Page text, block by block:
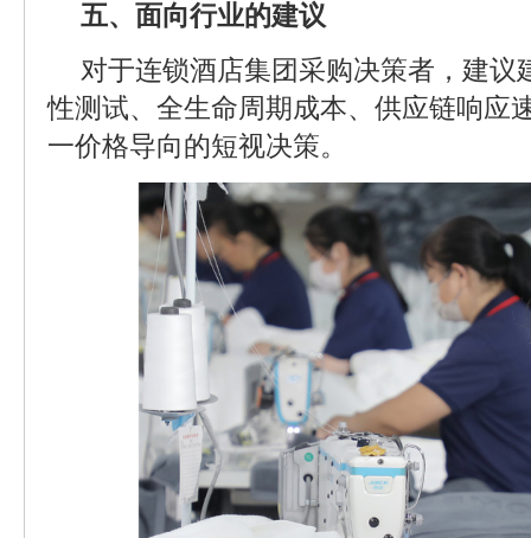
五、面向行业的建议
对于连锁酒店集团采购决策者，建议
性测试、全生命周期成本、供应链响应
一价格导向的短视决策。